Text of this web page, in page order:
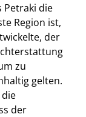
Petraki die
Region ist,
der
zu
gelten.
der